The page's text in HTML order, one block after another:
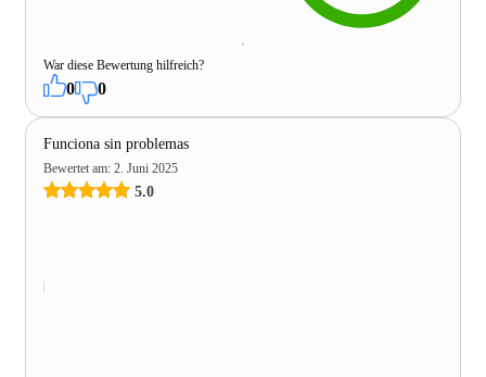
War diese Bewertung hilfreich?
0 0
Funciona sin problemas
Bewertet am: 2. Juni 2025
5.0